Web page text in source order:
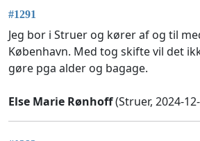
#1291
Jeg bor i Struer og kører af og til
København. Med tog skifte vil det
gøre pga alder og bagage.
Else Marie Rønhoff(Struer, 2024-